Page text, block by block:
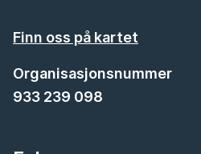
Finn oss på kartet
Organisasjonsnummer
933 239 098